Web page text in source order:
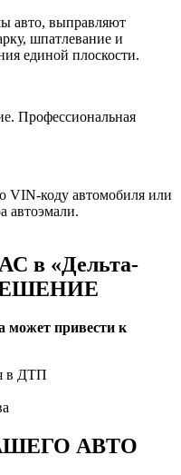
авто, выправляют
шпатлевание и
единой плоскости.
Профессиональная
VIN-коду автомобиля или
автоэмали.
в «Дельта-
может привести к
в ДТП
АВТО